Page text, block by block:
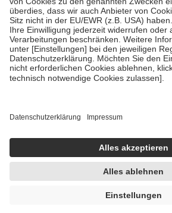
• Kindern und Jugendlichen bis zum
mit Ausnahme der Fahrkosten
• Untersuchungen zur Vorsorge und
GKV getragen werden
• empfohlenen Schutzimpfungen
• Harn- und Blutteststreifen
getroffen, um sicherzustellen, dass es sich
https://help.etrusted.com/hc/de/articles/
Einige Bilder und Inhalte wurden unter